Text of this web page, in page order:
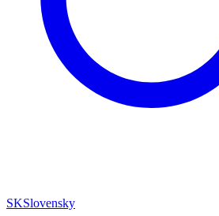
SKSlovensky